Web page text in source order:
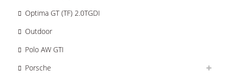
Optima GT (TF) 2.0TGDI
Outdoor
Polo AW GTI
Porsche